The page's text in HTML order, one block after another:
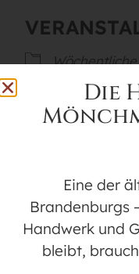
Karte nicht
jeden
Tanzsaal der
Mühlenbeck.
am Linedance,
Die
Eine der
Brandenburgs
Handwerk und
bleibt,